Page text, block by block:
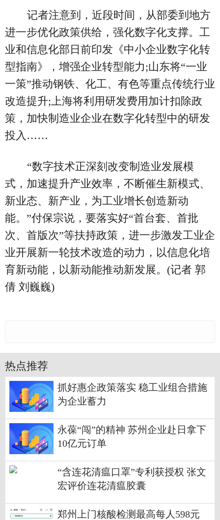
记者注意到，近段时间，从部委到地方
进一步优化政策供给，强化数字化支撑。工
业和信息化部日前印发《中小企业数字化转
型指南》，增强企业转型能力;山东将“一业
一策”推动钢铁、化工、有色等重点传统行业
改造提升;上海将利用研发费用加计扣除政
策，加快制造业企业在数字化转型中的研发
投入……
“数字技术正深刻改变制造业发展模
式，加速提升产业效率，不断催生新模式、
新业态、新产业，为工业增长创造新动
能。”付保宗说，要落实好“首台套、首批
次、首版次”等扶持政策，进一步激发工业企
业开展新一轮技术改造的动力，以信息化培
育新动能，以新动能推动新发展。(记者 郭
倩 刘巍巍)
热点推荐
抓好惠企政策落实 稳工业组合措施
为企业蓄力
永葆“闯”的精神 苏州企业赴日拿下
10亿元订单
“含连花清瘟口罩”专利获授权 张文
宏评价连花清瘟胶囊
郑州上门核酸检测最高每人598元